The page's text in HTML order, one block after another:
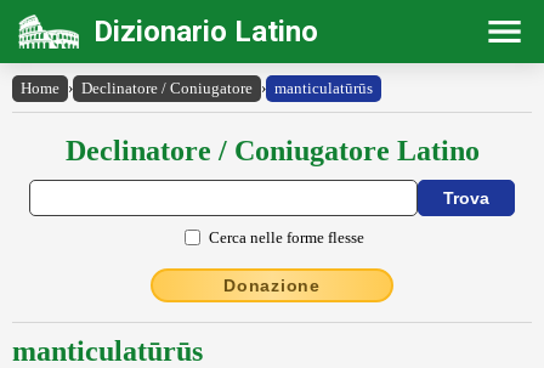
Dizionario Latino
Home › Declinatore / Coniugatore › manticulatūrūs
Declinatore / Coniugatore Latino
Cerca nelle forme flesse
Donazione
manticulatūrūs